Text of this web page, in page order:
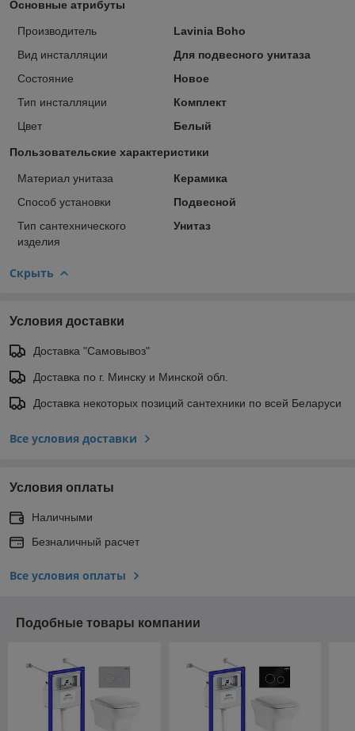
Основные атрибуты
Производитель
Lavinia Boho
Вид инсталляции
Для подвесного унитаза
Состояние
Новое
Тип инсталляции
Комплект
Цвет
Белый
Пользовательские характеристики
Материал унитаза
Керамика
Способ установки
Подвесной
Тип сантехнического
изделия
Унитаз
Скрыть
Условия доставки
Доставка "Самовывоз"
Доставка по г. Минску и Минской обл.
Доставка некоторых позиций сантехники по всей Беларуси
Все условия доставки
Условия оплаты
Наличными
Безналичный расчет
Все условия оплаты
Подобные товары компании